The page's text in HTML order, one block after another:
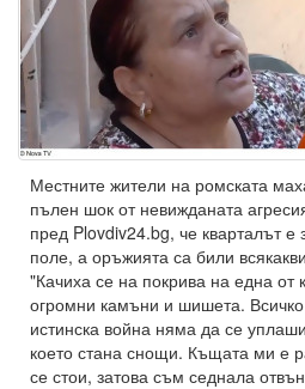
Местните жители на ромската
пълен шок от невижданата
пред Plovdiv24.bg, че кварталът
поле, а оръжията са били
"Качиха се на покрива на една
огромни камъни и шишета.
истинска война няма да се
което стана снощи. Къщата ми е
се стои, затова съм седнала